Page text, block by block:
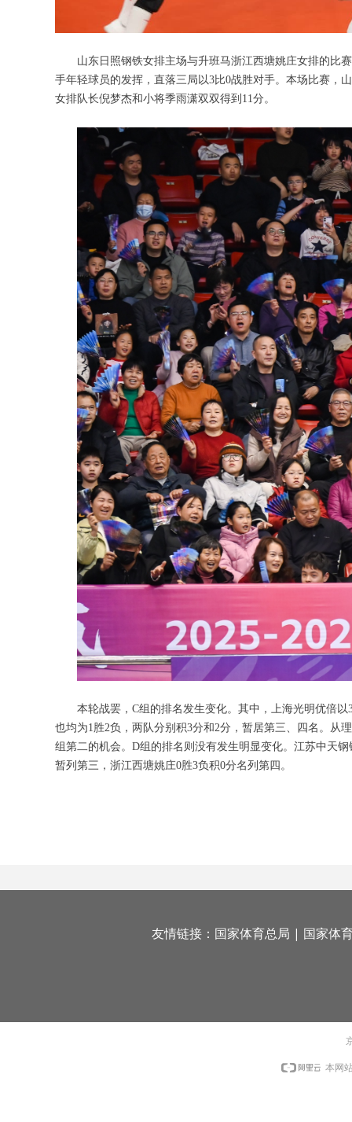
山东日照钢铁女排主场与升班马浙江西塘姚庄女排的比
手年轻球员的发挥，直落三局以3比0战胜对手。本场比赛，
女排队长倪梦杰和小将季雨潇双双得到11分。
本轮战罢，C组的排名发生变化。其中，上海光明优倍
也均为1胜2负，两队分别积3分和2分，暂居第三、四名。从
组第二的机会。D组的排名则没有发生明显变化。江苏中天
暂列第三，浙江西塘姚庄0胜3负积0分名列第四。
友情链接： 国家体育总局 | 国家体
本网